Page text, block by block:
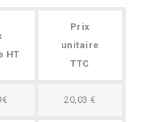
HT
Prix
unitaire
TTC
20,03 €